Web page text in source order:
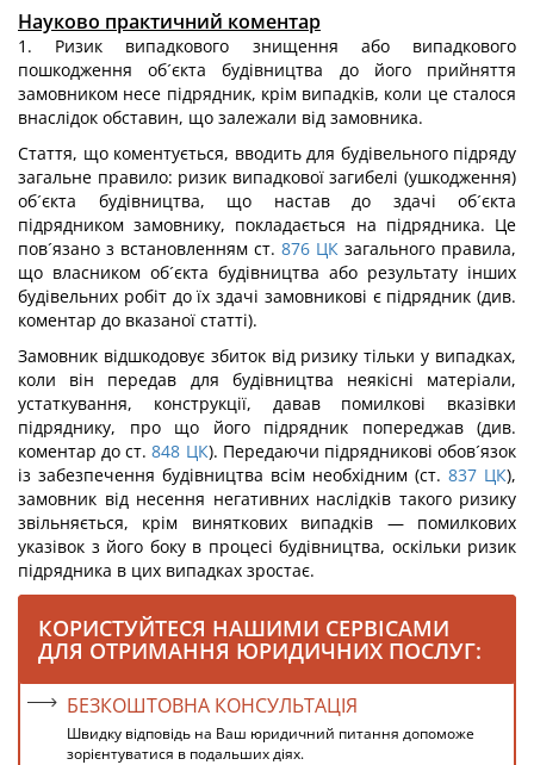
Науково практичний коментар
1. Ризик випадкового знищення або випадкового
пошкодження об´єкта будівництва до його прийняття
замовником несе підрядник, крім випадків, коли це сталося
внаслідок обставин, що залежали від замовника.
Стаття, що коментується, вводить для будівельного підряду
загальне правило: ризик випадкової загибелі (ушкодження)
об´єкта будівництва, що настав до здачі об´єкта
підрядником замовнику, покладається на підрядника. Це
пов´язано з встановленням ст. 876 ЦК загального правила,
що власником об´єкта будівництва або результату інших
будівельних робіт до їх здачі замовникові є підрядник (див.
коментар до вказаної статті).
Замовник відшкодовує збиток від ризику тільки у випадках,
коли він передав для будівництва неякісні матеріали,
устаткування, конструкції, давав помилкові вказівки
підряднику, про що його підрядник попереджав (див.
коментар до ст. 848 ЦК). Передаючи підрядникові обов´язок
із забезпечення будівництва всім необхідним (ст. 837 ЦК),
замовник від несення негативних наслідків такого ризику
звільняється, крім виняткових випадків — помилкових
указівок з його боку в процесі будівництва, оскільки ризик
підрядника в цих випадках зростає.
КОРИСТУЙТЕСЯ НАШИМИ СЕРВІСАМИ
ДЛЯ ОТРИМАННЯ ЮРИДИЧНИХ ПОСЛУГ:
БЕЗКОШТОВНА КОНСУЛЬТАЦІЯ
Швидку відповідь на Ваш юридичний питання допоможе
зорієнтуватися в подальших діях.